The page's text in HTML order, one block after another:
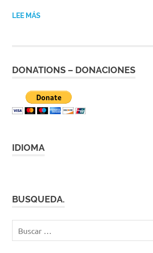
|LEE MÁS
DONATIONS – DONACIONES
IDIOMA
BUSQUEDA.